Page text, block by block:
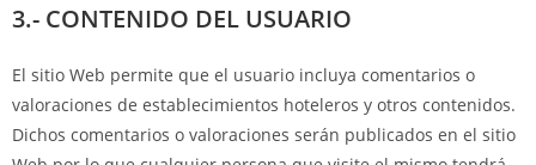
3.- CONTENIDO DEL USUARIO
El sitio Web permite que el usuario incluya comentarios o
valoraciones de establecimientos hoteleros y otros contenidos.
Dichos comentarios o valoraciones serán publicados en el sitio